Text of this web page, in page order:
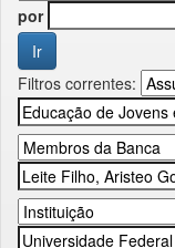
por
Filtros correntes: